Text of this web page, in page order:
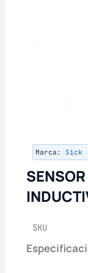
Marca: Sick
SKU